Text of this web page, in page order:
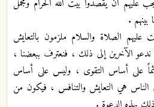
عليهم أن يقصدوا بيت‏ اللَّه الحرام ومجمل
بينهم .
عليهم الصلاة والسلام ملزمون بالتعايش
ندعو الآخرين إلى ذلك ، فنعترف ببعضنا ،
على أساس التقوى ، وليس على أساس‏
الناس هي التعايش والتنافس ، فيكون من